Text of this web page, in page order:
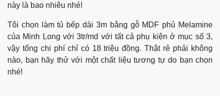
này là bao nhiêu nhé!
Tôi chọn làm tủ bếp dài 3m bằng gỗ MDF phủ Melamine
của Minh Long với 3tr/md với tất cả phụ kiện ở mục số 3,
vậy tổng chi phí chỉ có 18 triệu đồng. Thật rẻ phải không
nào, bạn hãy thử với một chất liệu tương tự do bạn chọn
nhé!